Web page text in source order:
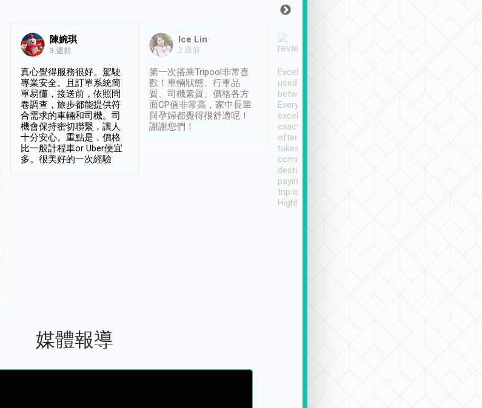
陳婉琪
3 週前
真心覺得服務很好。駕駛
專業安全。且訂單系統簡
單易懂，接送前，依照問
卷調查，旅步都能提供符
合需求的車輛和司機。司
機會保持密切聯繫，讓人
十分安心。重點是，價格
比一般計程車or Uber便宜
多。很美好的一次經驗
Ice Lin
2 週前
第一次搭乘Tripool非常喜
歡！車輛狀態、行車品
質、司機素質、價格各方
面CP值非常高，家中長輩
與孕婦都覺得很舒適呢！
謝謝您們！
Excellent service. We have
used Tripool to travel
between cities in Taiwan.
Every driver has been
excellent and arrives
exactly on time. As there is
often limited English it
takes the difficulty out of
communicating the
destination details and
paying online prior to the
trip is very convenient.
Highly recommended
媒體報導